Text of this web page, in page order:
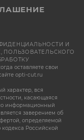
И
, ПОЛЬЗОВАТЕЛЬСКОГО
оставляете свои
opti-cut.ru
характер, вся
касающаяся
информационный
заверением об
определяемой
Российской